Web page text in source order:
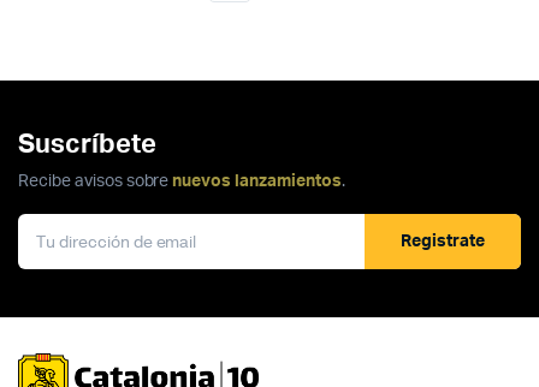
Suscríbete
Recibe avisos sobre nuevos lanzamientos.
Registrate